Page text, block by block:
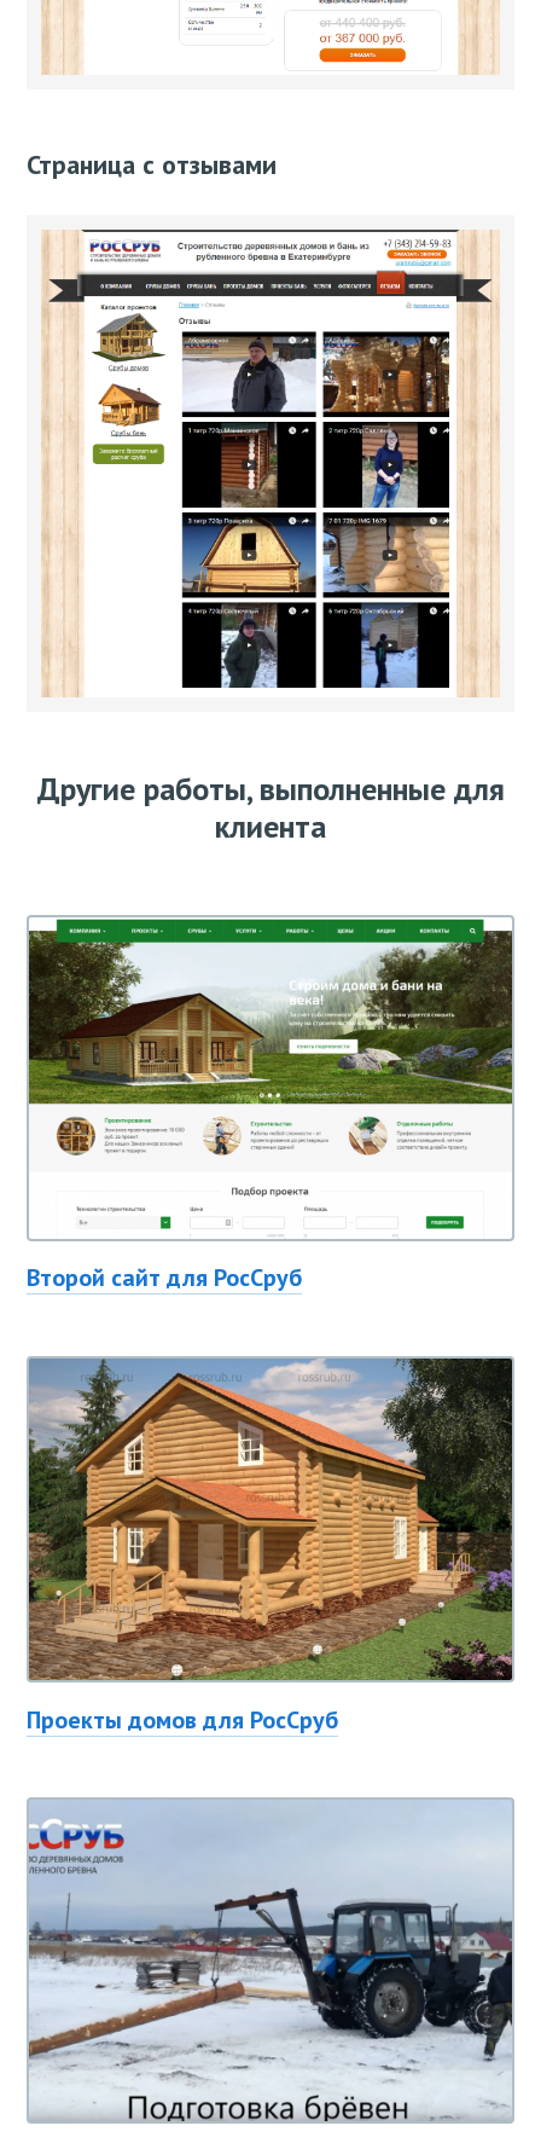
Страница с отзывами
Другие работы, выполненные для
клиента
Второй сайт для РосСруб
Проекты домов для РосСруб